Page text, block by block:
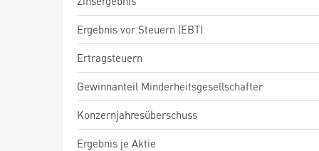
Ergebnis vor Steuern (EBT)
Ertragsteuern
Gewinnanteil Minderheitsgesellschafter
Konzernjahresüberschuss
Ergebnis je Aktie